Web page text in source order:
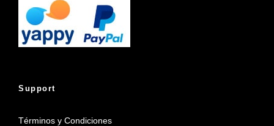
Support
Términos y Condiciones